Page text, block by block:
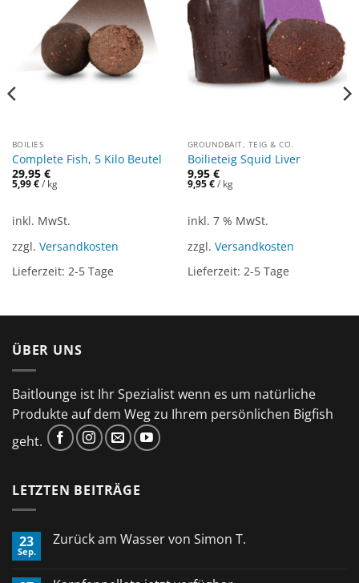
BOILIES
Complete Fish, 5 Kilo Beutel
29,95 €
5,99€/ kg
inkl. MwSt.
zzgl. Versandkosten
Lieferzeit: 2-5 Tage
GROUNDBAIT, TEIG & CO.
Boilieteig Squid Liver
9,95 €
9,95€/ kg
inkl. 7 % MwSt.
zzgl. Versandkosten
Lieferzeit: 2-5 Tage
ÜBER UNS
Baitlounge ist Ihr Spezialist wenn es um natürliche
Produkte auf dem Weg zu Ihrem persönlichen Bigfish
geht.
LETZTEN BEITRÄGE
23
Sep.
Zurück am Wasser von Simon T.